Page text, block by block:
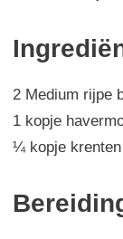
2 Medium rijpe
1 kopje
¼ kopje